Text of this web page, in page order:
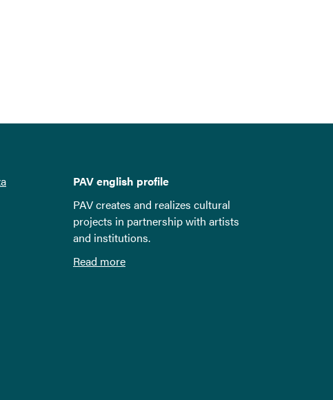
PAV english profile
PAV creates and realizes cultural
projects in partnership with artists
and institutions.
Read more